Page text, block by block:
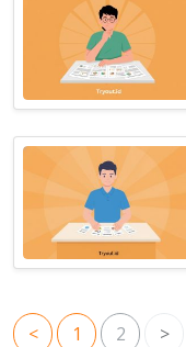
< 1 2 >